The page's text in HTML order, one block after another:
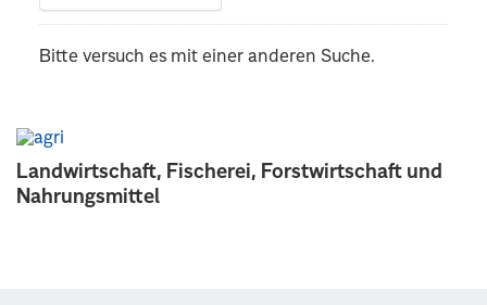
Landwirtschaft, Fischerei, Forstwirtschaft und
Nahrungsmittel
Bitte versuch es mit einer anderen Suche.